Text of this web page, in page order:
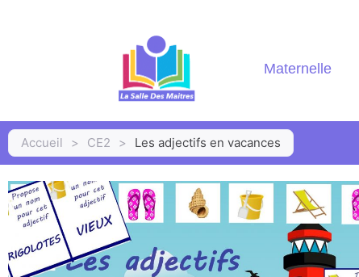
Maternelle
Accueil > CE2 > Les adjectifs en vacances